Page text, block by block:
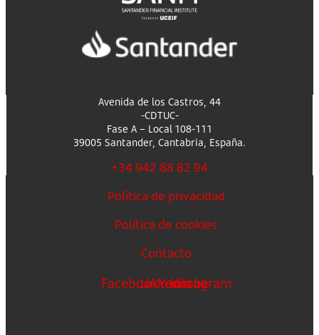
Avenida de los Castros, 44
-CDTUC-
Fase A – Local 108-111
39005 Santander, Cantabria, España.
+34 942 88 82 94
Política de privacidad
Política de cookies
Contacto
FacebookLinkedin
Youtube
Instagram